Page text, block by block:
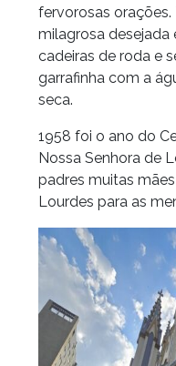
fervorosas
milagrosa desejada
cadeiras de roda e
garrafinha com a
seca.
1958 foi o ano do
Nossa Senhora de
padres muitas
Lourdes para as